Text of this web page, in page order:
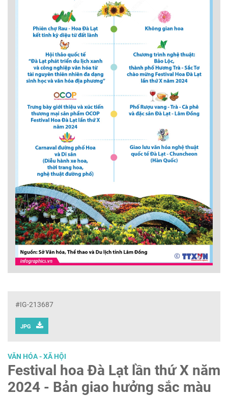
#IG-213687
JPG
VĂN HÓA - XÃ HỘI
Festival hoa Đà Lạt lần thứ X năm
2024 - Bản giao hưởng sắc màu